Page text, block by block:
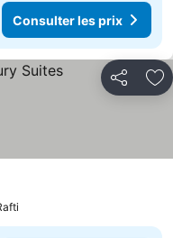
Consulter les prix
Partager